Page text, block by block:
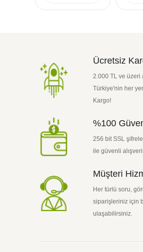
Ücretsiz
2.000 TL ve üzeri
Türkiye'nin her
Kargo!
%100
256 bit SSL
ile güvenli
Müşteri
Her türlü soru,
siparişleriniz için
ulaşabilirsiniz.